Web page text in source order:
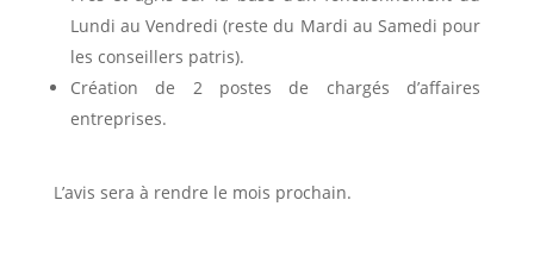
Lundi au Vendredi (reste du Mardi au Samedi pour
les conseillers patris).
Création de 2 postes de chargés d’affaires
entreprises.
L’avis sera à rendre le mois prochain.